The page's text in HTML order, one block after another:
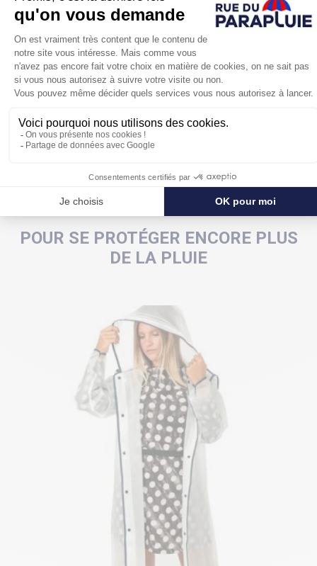
Son diamètre de 100 cm permettra de le partager à
deux avec aisance. Et ses 8 baleines solides lui
assurent une bonne résistance.
Un parapluie pliant pour femmes au chicintemporel
et universel.
POUR SE PROTÉGER ENCORE PLUS
DE LA PLUIE